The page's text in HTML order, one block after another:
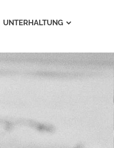
UNTERHALTUNG